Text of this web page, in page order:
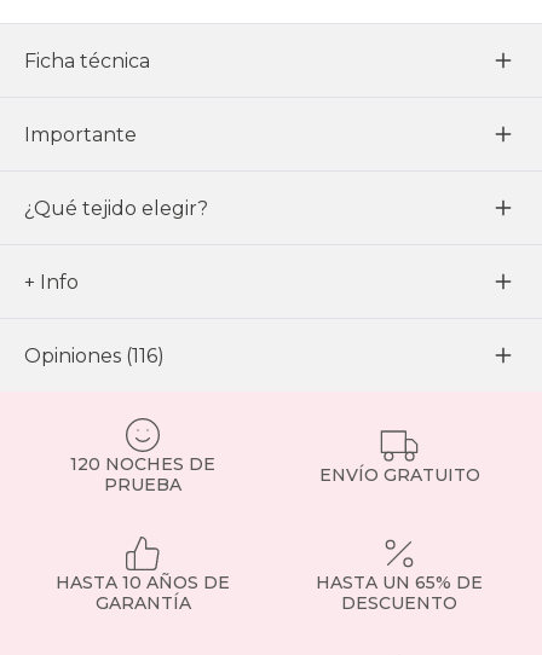
Ficha técnica
Importante
¿Qué tejido elegir?
+ Info
Opiniones (116)
120 NOCHES DE
PRUEBA
ENVÍO GRATUITO
HASTA 10 AÑOS DE
GARANTÍA
HASTA UN 65% DE
DESCUENTO